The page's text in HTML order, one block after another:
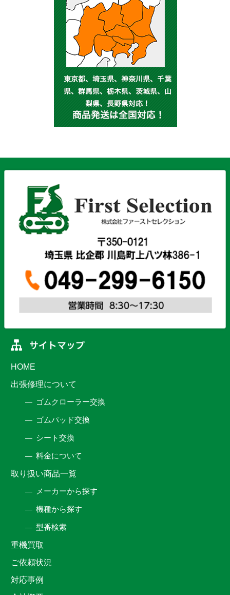
HOME
出張修理について
ゴムクローラー交換
ゴムパッド交換
シート交換
料金について
取り扱い商品一覧
メーカーから探す
機種から探す
型番検索
重機買取
ご依頼状況
対応事例